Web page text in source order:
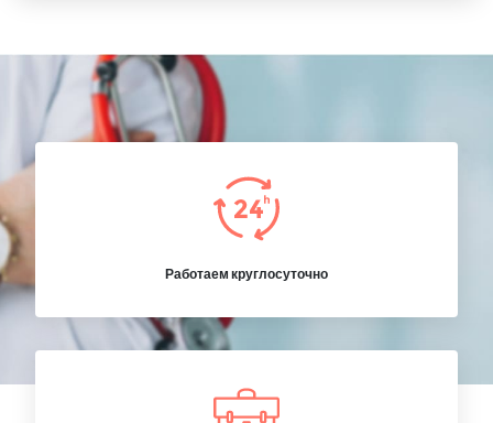
Работаем круглосуточно